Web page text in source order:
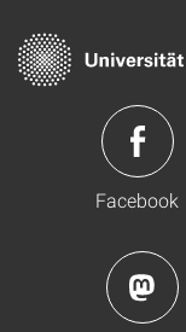
Facebook